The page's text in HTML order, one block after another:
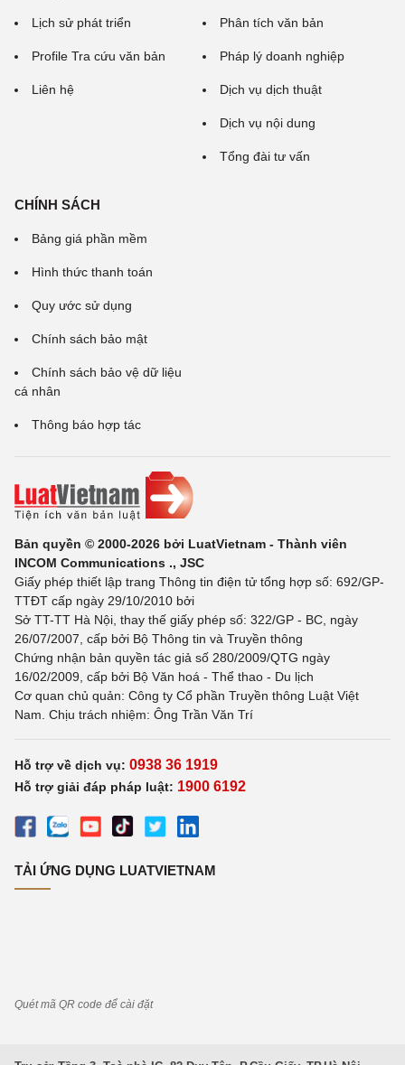
Lịch sử phát triển
Profile Tra cứu văn bản
Liên hệ
Phân tích văn bản
Pháp lý doanh nghiệp
Dịch vụ dịch thuật
Dịch vụ nội dung
Tổng đài tư vấn
CHÍNH SÁCH
Bảng giá phần mềm
Hình thức thanh toán
Quy ước sử dụng
Chính sách bảo mật
Chính sách bảo vệ dữ liệu
cá nhân
Thông báo hợp tác
Bản quyền © 2000-2026 bởi LuatVietnam - Thành viên
INCOM Communications ., JSC
Giấy phép thiết lập trang Thông tin điện tử tổng hợp số: 692/GP-
TTĐT cấp ngày 29/10/2010 bởi
Sở TT-TT Hà Nội, thay thế giấy phép số: 322/GP - BC, ngày
26/07/2007, cấp bởi Bộ Thông tin và Truyền thông
Chứng nhận bản quyền tác giả số 280/2009/QTG ngày
16/02/2009, cấp bởi Bộ Văn hoá - Thể thao - Du lịch
Cơ quan chủ quản: Công ty Cổ phần Truyền thông Luật Việt
Nam. Chịu trách nhiệm: Ông Trần Văn Trí
Hỗ trợ về dịch vụ: 0938 36 1919
Hỗ trợ giải đáp pháp luật: 1900 6192
TẢI ỨNG DỤNG LUATVIETNAM
Quét mã QR code để cài đặt